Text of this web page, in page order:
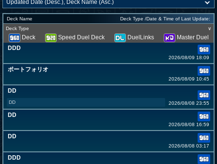
Deck Name
Deck Type /Date & Time of Last Update:
Deck Type
∨
Deck Speed Duel Deck DuelLinks
Master Duel
DDD
2026/08/09 18:09
ポートフォリオ
2026/08/09 10:45
DD
DD 2026/08/08 23:55
DD
2026/08/08 16:59
DD
2026/08/08 03:17
DDD